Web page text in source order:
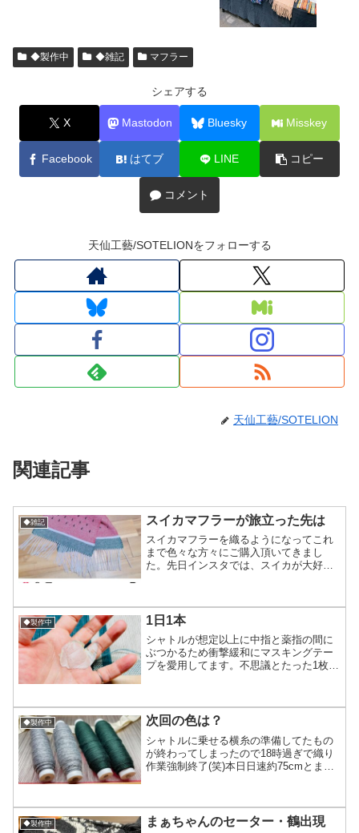
◆製作中 ◆雑記 マフラー
シェアする
X Mastodon Bluesky Misskey
Facebook はてブ LINE コピー
コメント
天仙工藝/SOTELIONをフォローする
天仙工藝/SOTELION
関連記事
◆雑記 スイカマフラーが旅立った先は
スイカマフラーを織るようになってこれ
まで色々な方々にご購入頂いてきまし
た。先日インスタでは、スイカが大好き
ラーご購入頂きました‎⁽⁽٩(๑˃̶͈̀ ω ˂̶͈́)...
◆製作中 1日1本
シャトルが想定以上に中指と薬指の間に
ぶつかるため衝撃緩和にマスキングテー
プを愛用してます。不思議とたった1枚貼
む時の応急処置としては、自分の中では
ベスト1！昼、...
◆製作中 次回の色は？
シャトルに乗せる横糸の準備してたもの
が終わってしまったので18時過ぎで織り
作業強制終了(笑)本日日速約75cmとまず
言ってたけど昨日のあの光沢みたら人っ
て欲深い(笑)ま...
◆製作中 まぁちゃんのセーター・鶴出現